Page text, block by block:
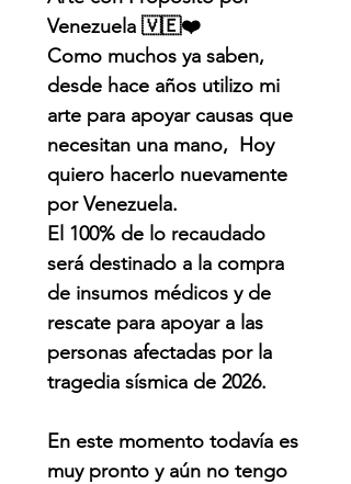
Venezuela 🇻🇪❤️
Como muchos ya saben,
desde hace años utilizo mi
arte para apoyar causas que
necesitan una mano, Hoy
quiero hacerlo nuevamente
por Venezuela.
El 100% de lo recaudado
será destinado a la compra
de insumos médicos y de
rescate para apoyar a las
personas afectadas por la
tragedia sísmica de 2026.
En este momento todavía es
muy pronto y aún no tengo